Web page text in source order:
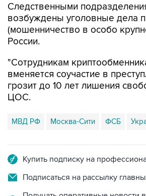
Следственными
возбуждены уголовные дела
(мошенничество в особо
России.
"Сотрудникам
вменяется соучастие в
грозит до 10 лет лишения
ЦОС.
МВД РФ Москва-Сити ФСБ
Купить подписку на
Подписаться на рассылку